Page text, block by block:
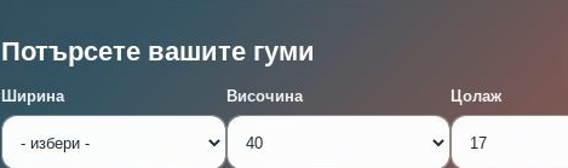
Потърсете вашите гуми
Ширина Височина Цолаж